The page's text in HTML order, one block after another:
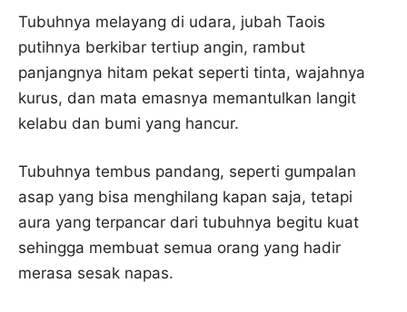
Tubuhnya melayang di udara, jubah Taois
putihnya berkibar tertiup angin, rambut
panjangnya hitam pekat seperti tinta, wajahnya
kurus, dan mata emasnya memantulkan langit
kelabu dan bumi yang hancur.
Tubuhnya tembus pandang, seperti gumpalan
asap yang bisa menghilang kapan saja, tetapi
aura yang terpancar dari tubuhnya begitu kuat
sehingga membuat semua orang yang hadir
merasa sesak napas.